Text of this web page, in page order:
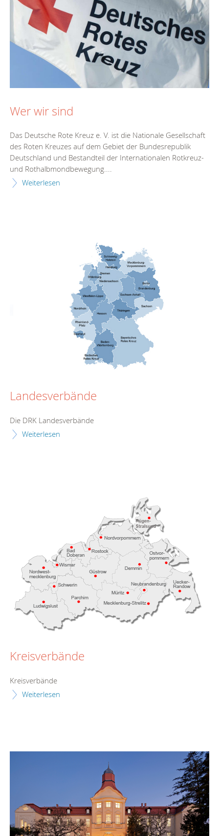
Wer wir sind
Das Deutsche Rote Kreuz e. V. ist die Nationale Gesellschaft
des Roten Kreuzes auf dem Gebiet der Bundesrepublik
Deutschland und Bestandteil der Internationalen Rotkreuz-
und Rothalbmondbewegung....
Weiterlesen
Landesverbände
Die DRK Landesverbände
Weiterlesen
Kreisverbände
Kreisverbände
Weiterlesen